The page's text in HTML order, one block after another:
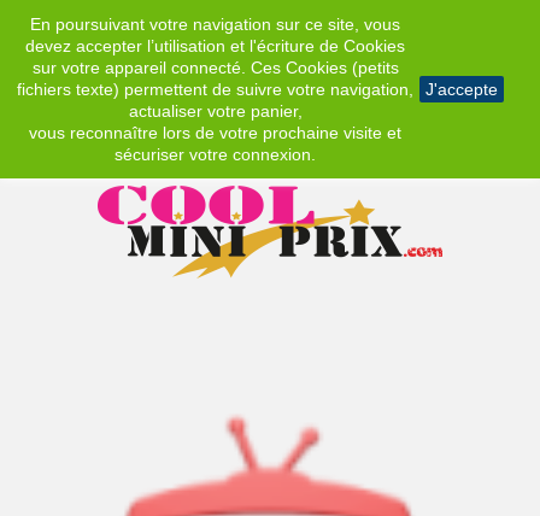
En poursuivant votre navigation sur ce site, vous
devez accepter l’utilisation et l'écriture de Cookies
sur votre appareil connecté. Ces Cookies (petits
fichiers texte) permettent de suivre votre navigation,
actualiser votre panier,
vous reconnaître lors de votre prochaine visite et
sécuriser votre connexion.
J'accepte
EUR